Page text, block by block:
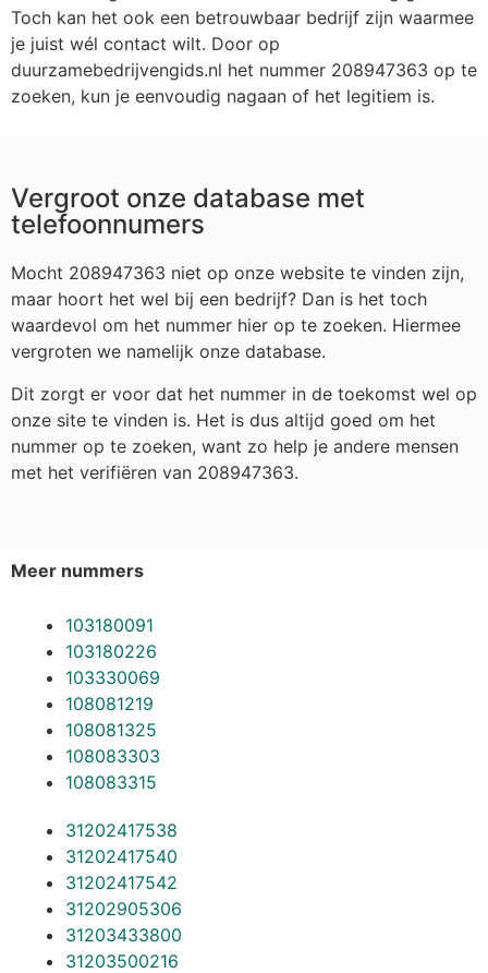
Toch kan het ook een betrouwbaar bedrijf zijn waarmee
je juist wél contact wilt. Door op
duurzamebedrijvengids.nl het nummer 208947363 op te
zoeken, kun je eenvoudig nagaan of het legitiem is.
Vergroot onze database met
telefoonnumers
Mocht 208947363 niet op onze website te vinden zijn,
maar hoort het wel bij een bedrijf? Dan is het toch
waardevol om het nummer hier op te zoeken. Hiermee
vergroten we namelijk onze database.
Dit zorgt er voor dat het nummer in de toekomst wel op
onze site te vinden is. Het is dus altijd goed om het
nummer op te zoeken, want zo help je andere mensen
met het verifiëren van 208947363.
Meer nummers
103180091
103180226
103330069
108081219
108081325
108083303
108083315
31202417538
31202417540
31202417542
31202905306
31203433800
31203500216